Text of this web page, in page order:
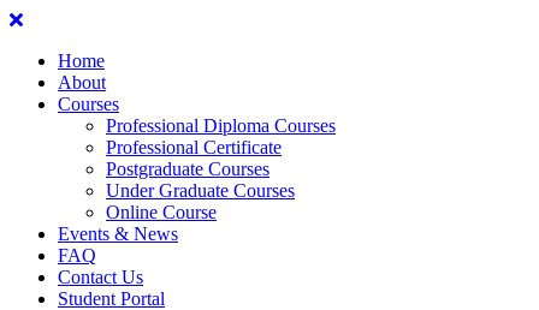
Home
About
Courses
Professional Diploma Courses
Professional Certificate
Postgraduate Courses
Under Graduate Courses
Online Course
Events & News
FAQ
Contact Us
Student Portal